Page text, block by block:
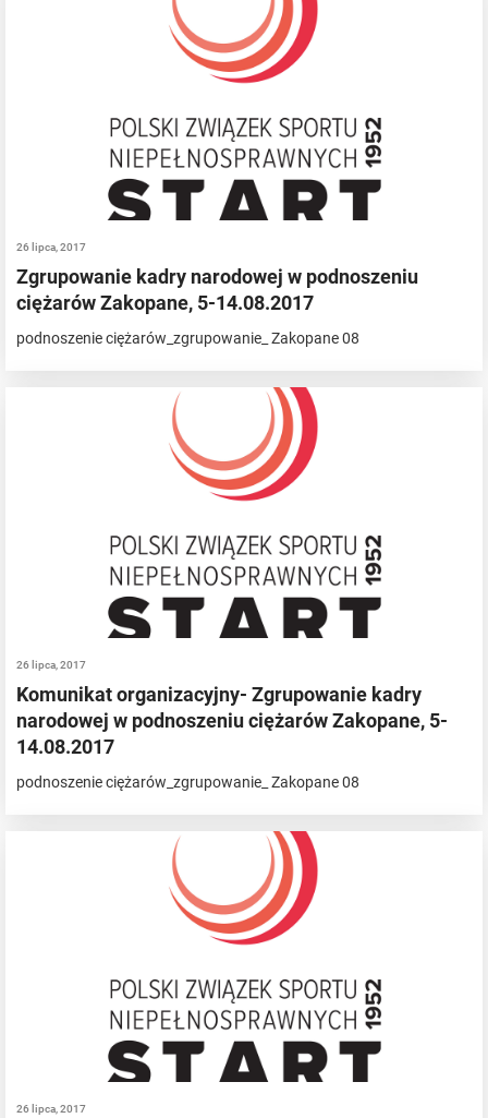
26 lipca, 2017
Zgrupowanie kadry narodowej w podnoszeniu
ciężarów Zakopane, 5-14.08.2017
podnoszenie ciężarów_zgrupowanie_ Zakopane 08
26 lipca, 2017
Komunikat organizacyjny- Zgrupowanie kadry
narodowej w podnoszeniu ciężarów Zakopane, 5-
14.08.2017
podnoszenie ciężarów_zgrupowanie_ Zakopane 08
26 lipca, 2017